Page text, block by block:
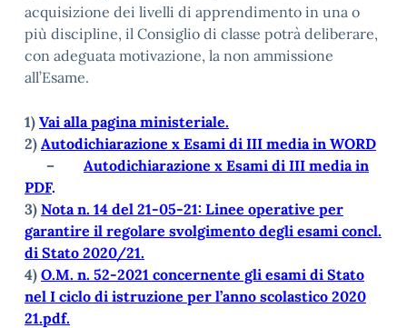
acquisizione dei livelli di apprendimento in una o
più discipline, il Consiglio di classe potrà deliberare,
con adeguata motivazione, la non ammissione
all’Esame.
1) Vai alla pagina ministeriale.
2) Autodichiarazione x Esami di III media in WORD
–
Autodichiarazione x Esami di III media in
PDF.
3) Nota n. 14 del 21-05-21: Linee operative per
garantire il regolare svolgimento degli esami concl.
di Stato 2020/21.
4) O.M. n. 52-2021 concernente gli esami di Stato
nel I ciclo di istruzione per l’anno scolastico 2020
21.pdf.